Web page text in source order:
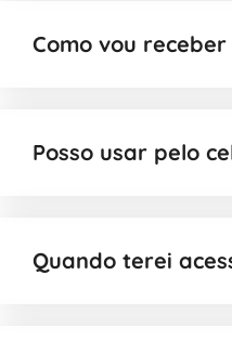
Como vou receber
Posso usar pelo
Quando terei